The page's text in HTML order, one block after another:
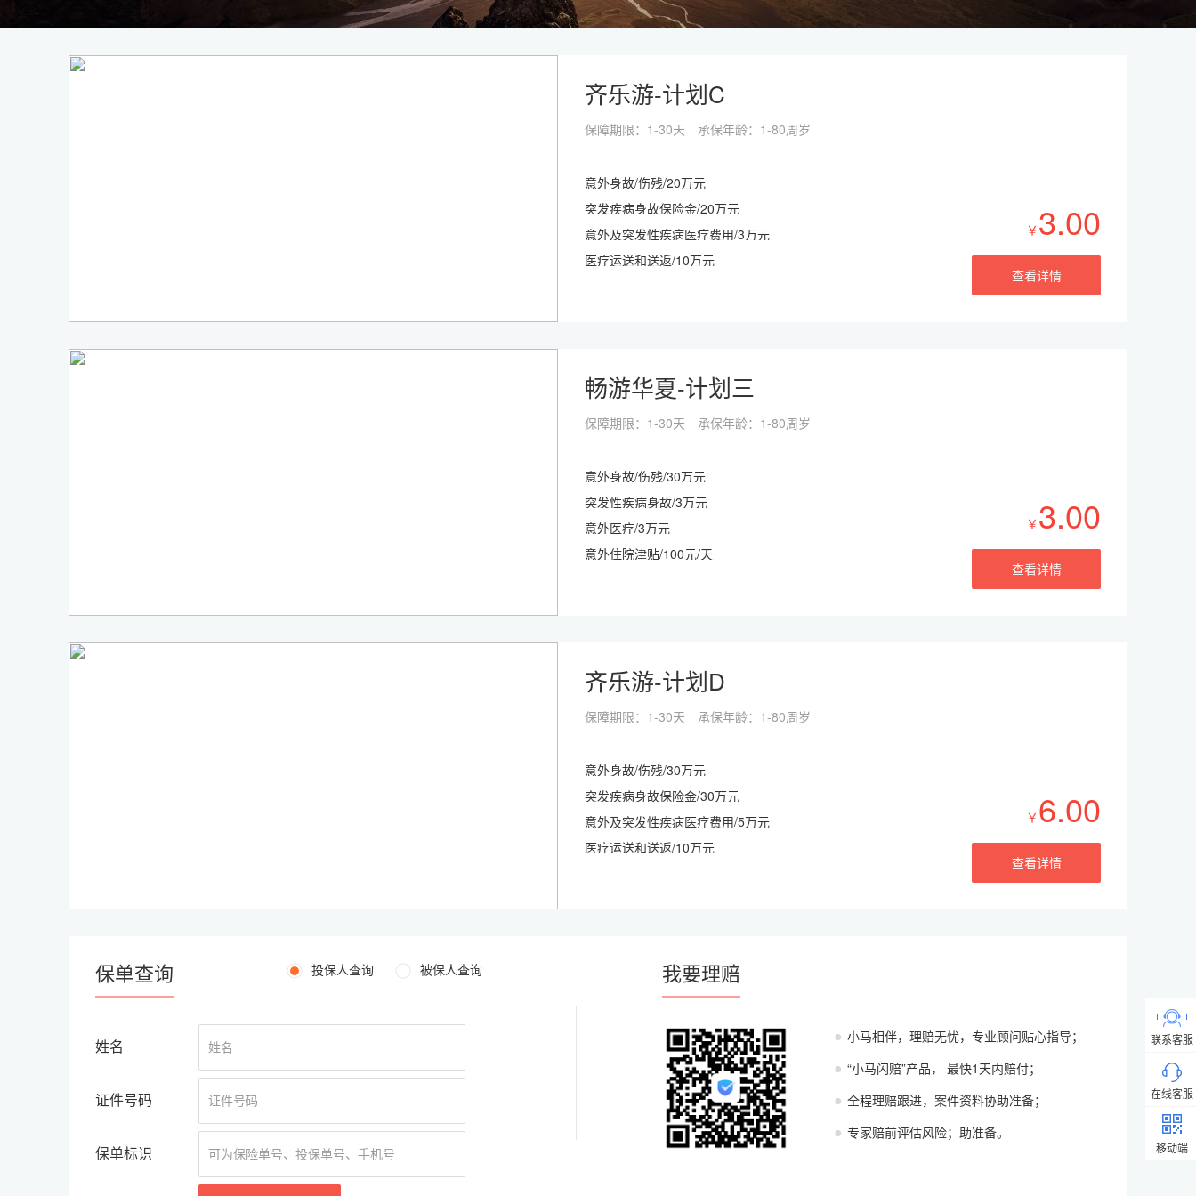
齐乐游-计划C
保障期限：1-30天 承保年龄：1-80周岁
意外身故/伤残/20万元
突发疾病身故保险金/20万元
意外及突发性疾病医疗费用/3万元
医疗运送和送返/10万元
￥ 3.00
查看详情
畅游华夏-计划三
保障期限：1-30天 承保年龄：1-80周岁
意外身故/伤残/30万元
突发性疾病身故/3万元
意外医疗/3万元
意外住院津贴/100元/天
￥ 3.00
查看详情
齐乐游-计划D
保障期限：1-30天 承保年龄：1-80周岁
意外身故/伤残/30万元
突发疾病身故保险金/30万元
意外及突发性疾病医疗费用/5万元
医疗运送和送返/10万元
￥ 6.00
查看详情
保单查询 投保人查询 被保人查询
姓名
证件号码
保单标识
我要理赔
● 小马相伴，理赔无忧，专业顾问贴心指导；
● “小马闪赔”产品， 最快1天内赔付；
● 全程理赔跟进，案件资料协助准备；
● 专家赔前评估风险；助准备。
联系客服
在线客服
移动端